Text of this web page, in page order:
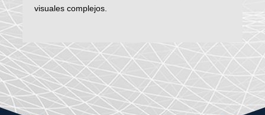
visuales complejos.